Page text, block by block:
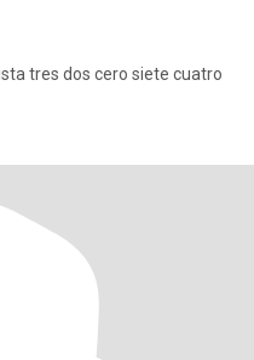
tres dos cero siete cuatro